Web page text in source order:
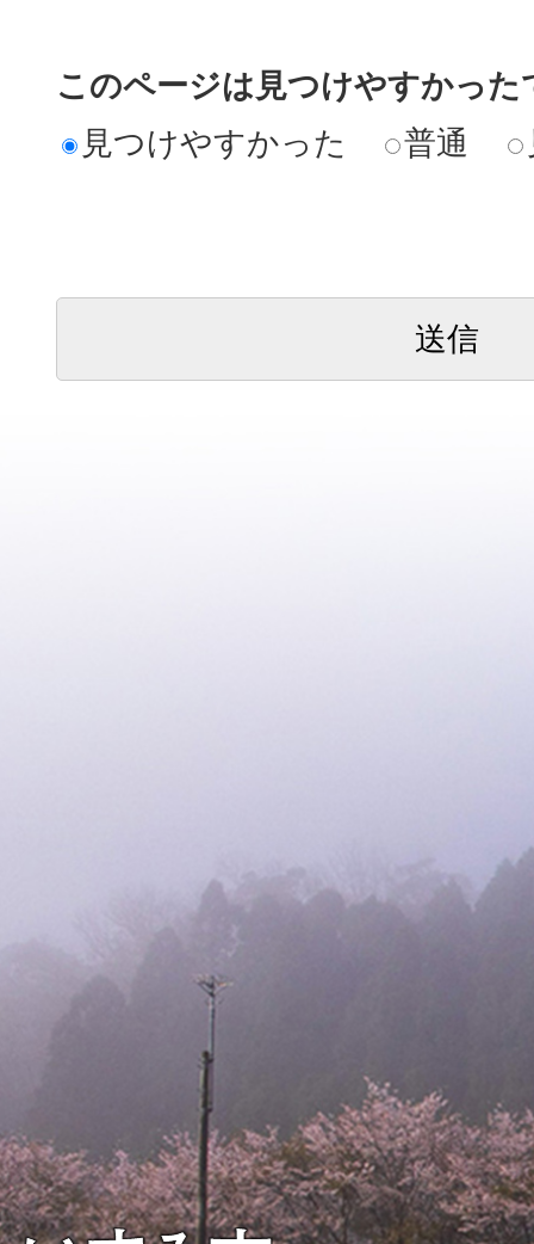
このページは見つけやすかった
見つけやすかった
普通